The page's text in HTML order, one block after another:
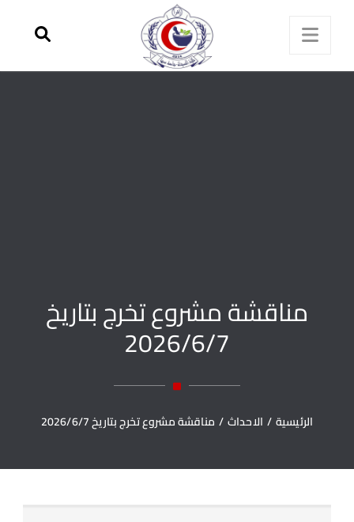
مناقشة مشروع تخرج بتاريخ
2026/6/7
الرئيسية/ الاحداث/ مناقشة مشروع تخرج بتاريخ 2026/6/7